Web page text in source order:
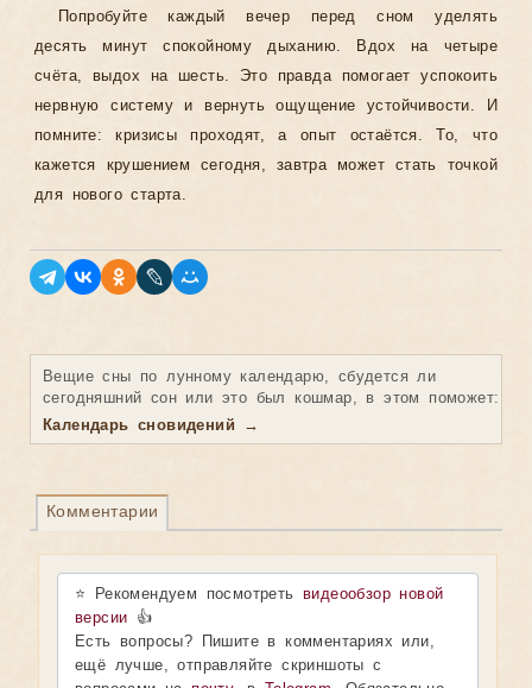
Попробуйте каждый вечер перед сном уделять
десять минут спокойному дыханию. Вдох на четыре
счёта, выдох на шесть. Это правда помогает успокоить
нервную систему и вернуть ощущение устойчивости. И
помните: кризисы проходят, а опыт остаётся. То, что
кажется крушением сегодня, завтра может стать точкой
для нового старта.
Вещие сны по лунному календарю, сбудется ли
сегодняшний сон или это был кошмар, в этом поможет:
Календарь сновидений →
Комментарии
⭐ Рекомендуем посмотретьвидеообзор новой
версии 👍
Есть вопросы? Пишите в комментариях или,
ещё лучше, отправляйте скриншоты с